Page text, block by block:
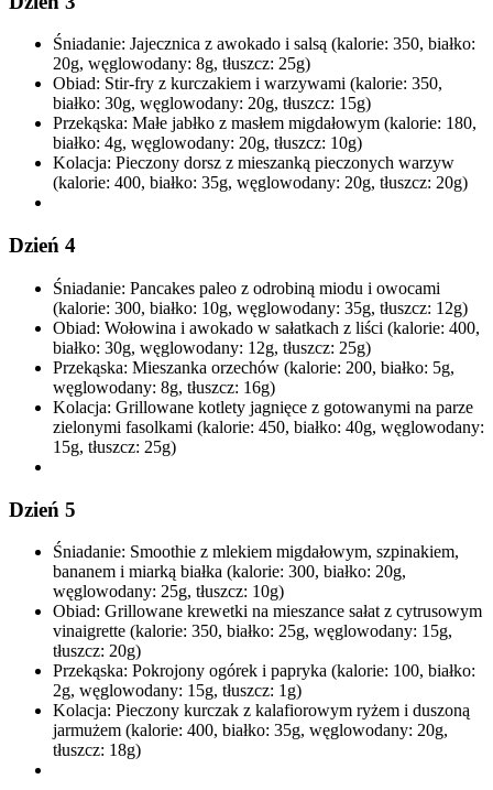
Śniadanie: Jajecznica z awokado i salsą (kalorie: 350, białko:
20g, węglowodany: 8g, tłuszcz: 25g)
Obiad: Stir-fry z kurczakiem i warzywami (kalorie: 350,
białko: 30g, węglowodany: 20g, tłuszcz: 15g)
Przekąska: Małe jabłko z masłem migdałowym (kalorie: 180,
białko: 4g, węglowodany: 20g, tłuszcz: 10g)
Kolacja: Pieczony dorsz z mieszanką pieczonych warzyw
(kalorie: 400, białko: 35g, węglowodany: 20g, tłuszcz: 20g)
Dzień 4
Śniadanie: Pancakes paleo z odrobiną miodu i owocami
(kalorie: 300, białko: 10g, węglowodany: 35g, tłuszcz: 12g)
Obiad: Wołowina i awokado w sałatkach z liści (kalorie: 400,
białko: 30g, węglowodany: 12g, tłuszcz: 25g)
Przekąska: Mieszanka orzechów (kalorie: 200, białko: 5g,
węglowodany: 8g, tłuszcz: 16g)
Kolacja: Grillowane kotlety jagnięce z gotowanymi na parze
zielonymi fasolkami (kalorie: 450, białko: 40g, węglowodany:
15g, tłuszcz: 25g)
Dzień 5
Śniadanie: Smoothie z mlekiem migdałowym, szpinakiem,
bananem i miarką białka (kalorie: 300, białko: 20g,
węglowodany: 25g, tłuszcz: 10g)
Obiad: Grillowane krewetki na mieszance sałat z cytrusowym
vinaigrette (kalorie: 350, białko: 25g, węglowodany: 15g,
tłuszcz: 20g)
Przekąska: Pokrojony ogórek i papryka (kalorie: 100, białko:
2g, węglowodany: 15g, tłuszcz: 1g)
Kolacja: Pieczony kurczak z kalafiorowym ryżem i duszoną
jarmużem (kalorie: 400, białko: 35g, węglowodany: 20g,
tłuszcz: 18g)